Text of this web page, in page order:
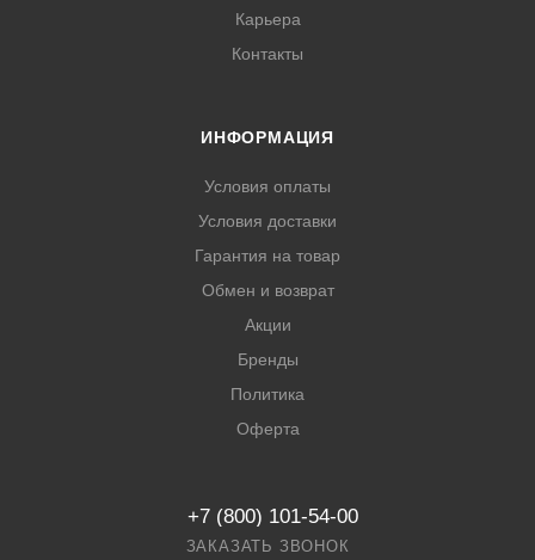
Карьера
Контакты
ИНФОРМАЦИЯ
Условия оплаты
Условия доставки
Гарантия на товар
Обмен и возврат
Акции
Бренды
Политика
Оферта
+7 (800) 101-54-00
ЗАКАЗАТЬ ЗВОНОК